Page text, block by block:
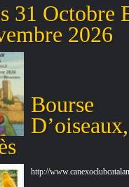
31 Octobre
2026
Bourse
D’oiseaux,
http://